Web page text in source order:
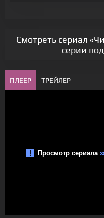
Смотреть сериал
серии
ПЛЕЕР ТРЕЙЛЕР